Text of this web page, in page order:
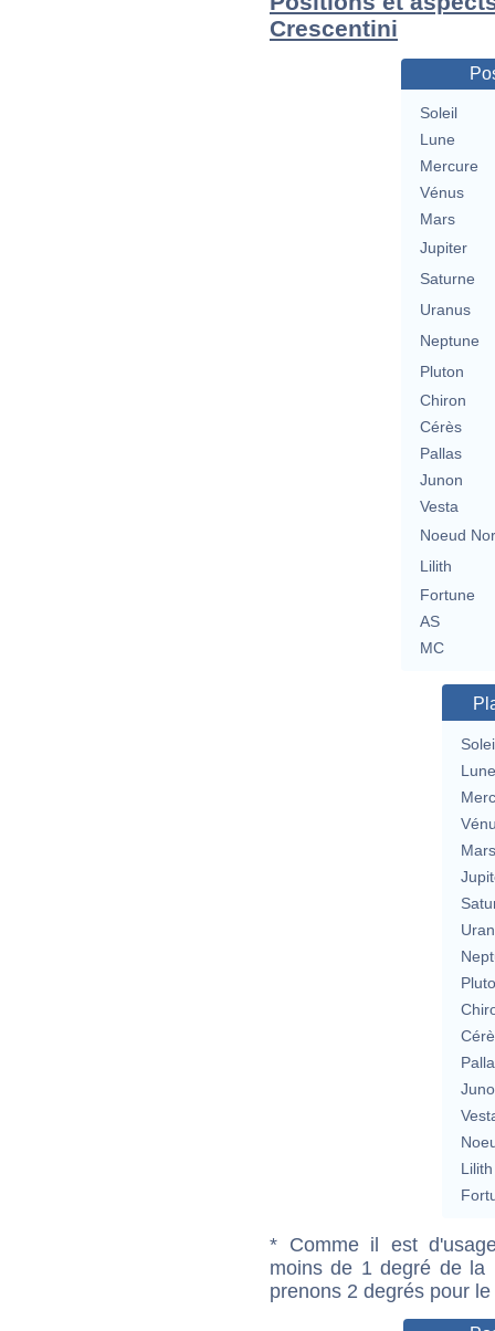
Crescentini
Soleil
Lune
Mercure
Vénus
Mars
Jupiter
Saturne
Uranus
Neptune
Pluton
Chiron
Cérès
Pallas
Junon
Vesta
Noeud
Lilith
Fortune
AS
MC
Lune
Mars
Lilith
* Comme il est
moins de 1 degré de la
prenons 2 degrés pour